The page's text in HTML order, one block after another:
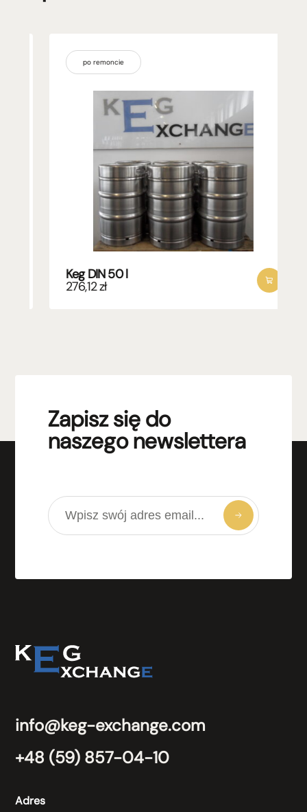
po remoncie
Keg DIN 50 l
276,12zł
Zapisz się do
naszego newslettera
info@keg-exchange.com
+48 (59) 857-04-10
Adres